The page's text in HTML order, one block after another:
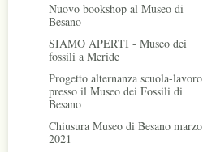
Nuovo bookshop al Museo di
Besano
SIAMO APERTI - Museo dei
fossili a Meride
Progetto alternanza scuola-lavoro
presso il Museo dei Fossili di
Besano
Chiusura Museo di Besano marzo
2021